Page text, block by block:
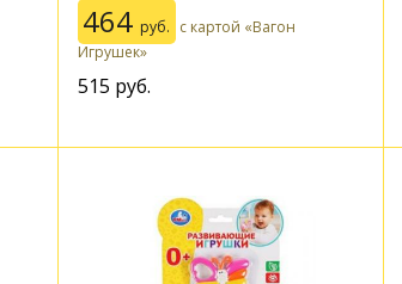
464 руб. с картой «Вагон
Игрушек»
515 руб.